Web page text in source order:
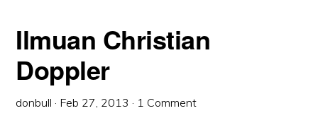
Ilmuan Christian
Doppler
donbull · Feb 27, 2013 · 1 Comment